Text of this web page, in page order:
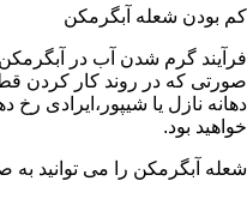
کم بودن شعله آبگرمکن
فرآیند گرم شدن آب در
صورتی که در روند کار کردن
دهانه نازل یا شیپور،ایرادی
خواهید بود.
شعله آبگرمکن را می توانید به